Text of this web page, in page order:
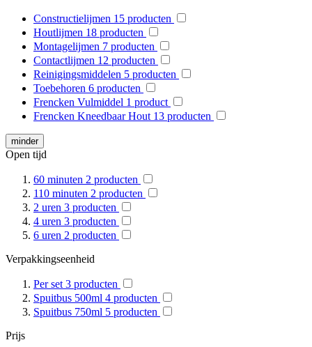
Constructielijmen 15 producten
Houtlijmen 18 producten
Montagelijmen 7 producten
Contactlijmen 12 producten
Reinigingsmiddelen 5 producten
Toebehoren 6 producten
Frencken Vulmiddel 1 product
Frencken Kneedbaar Hout 13 producten
minder
Open tijd
60 minuten 2 producten
110 minuten 2 producten
2 uren 3 producten
4 uren 3 producten
6 uren 2 producten
Verpakkingseenheid
Per set 3 producten
Spuitbus 500ml 4 producten
Spuitbus 750ml 5 producten
Prijs